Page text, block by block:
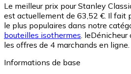
Le meilleur prix pour Stanley
est actuellement de 63,52 €. Il fait
le plus populaires dans notre
bouteilles isothermes leDénicheur
les offres de 4 marchands en ligne.
Informations de base